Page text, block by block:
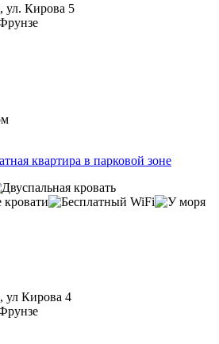
ул. Кирова 5
квартира в парковой зоне
ул Кирова 4